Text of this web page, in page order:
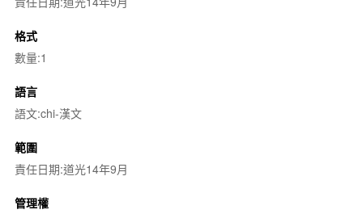
格式
數量:1
語言
語文:chi-漢文
範圍
責任日期:道光14年9月
管理權